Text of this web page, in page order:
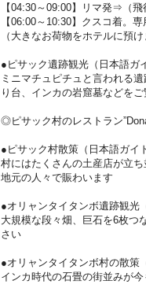
【04:30～09:00】リマ発⇒（
【06:00～10:30】クスコ着。
（大きなお荷物をホテルに預け
●ピサック遺跡観光（日本語ガ
ミニマチュピチュと言われる
り台、インカの岩窟墓などを
◎ピサック村のレストラン
●ピサック村散策（日本語ガイ
村にはたくさんの土産店が立
地元の人々で賑わいます
●オリャンタイタンボ遺跡観光
大規模な段々畑、巨石を6枚つ
さい
●オリャンタイタンボ村の散策
インカ時代の石畳の街並みが